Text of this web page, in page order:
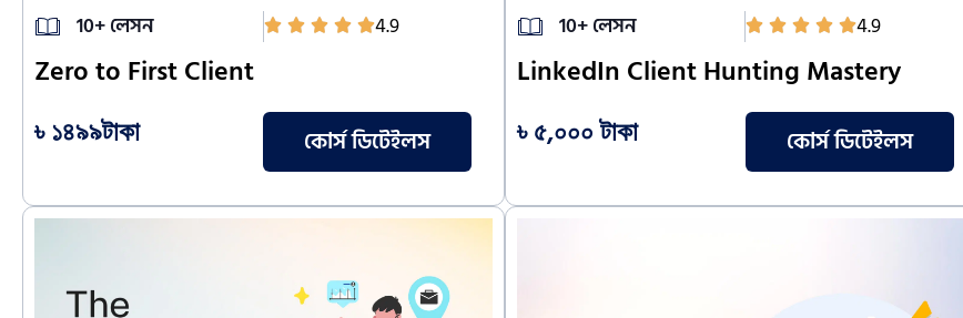
10+ লেসন 4.9
Zero to First Client
৳ ১৪৯৯টাকা কোর্স ডিটেইলস
10+ লেসন 4.9
LinkedIn Client Hunting Mastery
৳ ৫,০০০ টাকা কোর্স ডিটেইলস